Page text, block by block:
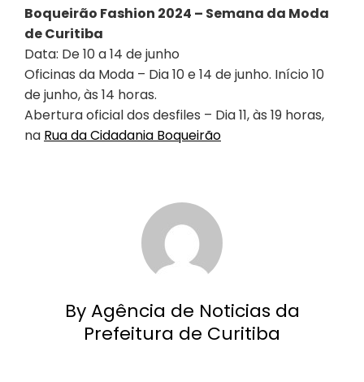
Boqueirão Fashion 2024 – Semana da Moda
de Curitiba
Data: De 10 a 14 de junho
Oficinas da Moda – Dia 10 e 14 de junho. Início 10
de junho, às 14 horas.
Abertura oficial dos desfiles – Dia 11, às 19 horas,
na Rua da Cidadania Boqueirão
By Agência de Noticias da
Prefeitura de Curitiba